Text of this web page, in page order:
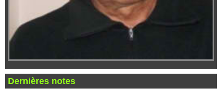
Dernières notes